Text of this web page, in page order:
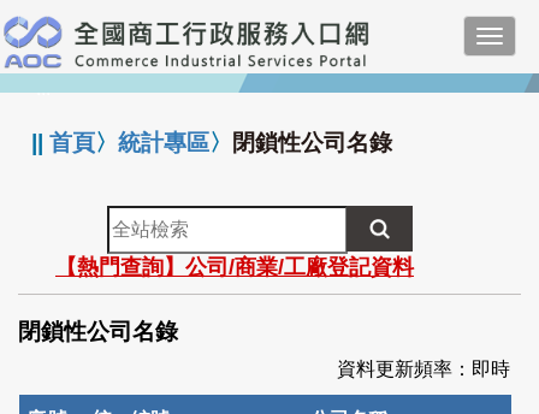
跳
到
主
要
:::
||首頁〉統計專區〉 閉鎖性公司名錄
全
站
檢
索
【熱門查詢】公司/商業/工廠登記資料
閉鎖性公司名錄
資料更新頻率：即時